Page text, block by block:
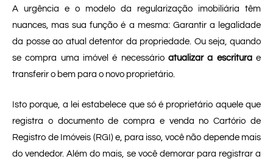
A urgência e o modelo da regularização imobiliária têm
nuances, mas sua função é a mesma: Garantir a legalidade
da posse ao atual detentor da propriedade. Ou seja, quando
se compra uma imóvel é necessário atualizar a escriturae
transferir o bem para o novo proprietário.
Isto porque, a lei estabelece que só é proprietário aquele que
registra o documento de compra e venda no Cartório de
Registro de Imóveis (RGI) e, para isso, você não depende mais
do vendedor. Além do mais, se você demorar para registrar a